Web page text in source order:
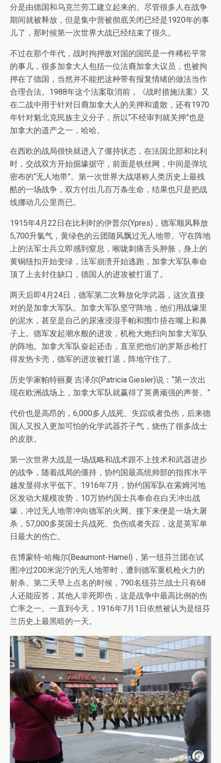
分是由德国和乌克兰劳工建立起来的。尽管很多人在战争
期间就被释放，但是集中营被彻底关闭已经是1920年的事
儿了，那时候第一次世界大战已经结束了很久。
不过在那个年代，战时拘押敌对国的国民是一件稀松平常
的事儿，很多加拿大人包括一位法裔加拿大议员，也被拘
押在了德国，当然并不能把这种带有报复情绪的做法当作
合理合法。1988年这个法案取消前，《战时措施法案》又
在二战中用于针对日裔加拿大人的关押和遣散，还有1970
年针对魁北克民族主义分子，所以“不经审判就关押”也是
加拿大的遗产之一，哈哈。
在西欧的战局很快就进入了僵持状态，在法国北部和比利
时，交战双方开始掘壕据守，前面是铁丝网，中间是弹坑
密布的“无人地带”。第一次世界大战堪称人类历史上最残
酷的一场战争，双方付出几百万条生命，结果也只是把战
线挪动几公里而已。
1915年4月22日在比利时的伊普尔(Ypres)，德军顺风释放
5,700升氯气，黄绿色的云团随风飘过无人地带。守在阵地
上的法军士兵立即感到窒息，喉咙刺痛舌头肿胀，身上的
黄铜纽扣开始变绿，法军崩溃开始逃跑，加拿大军队奉命
顶了上去封住缺口，德国人的进攻被打退了。
两天后即4月24日，德军第二次释放化学武器，这次直接
对的是加拿大军队。加拿大军队坚守阵地，他们用战壕里
的泥水，甚至是自己的尿液浸湿手帕和围巾捂在嘴上和鼻
子上。德军发起潮水般的进攻，机枪大炮扫向加拿大军队
的阵地。加拿大军队奋起还击，直至把他们的罗斯步枪打
得发热卡壳，德军的进攻被打退，阵地守住了。
历史学家帕特丽夏·吉泽尔(Patricia Giesler)说：“第一次出
现在欧洲战场上，加拿大军队就赢得了英勇顽强的声誉。”
代价也是高昂的，6,000多人战死、失踪或者负伤，后来德
国人又投入更加可怕的化学武器芥子气，烧伤了很多战士
的皮肤。
第一次世界大战是一场战略和战术跟不上技术和武器进步
的战争，随着战局的僵持，协约国最高统帅部的指挥水平
越发显得水平低下。1916年7月，协约国军队在索姆河地
区发动大规模攻势，10万协约国士兵奉命在白天冲出战
壕，冲过无人地带冲向德军的火网。接下来便是一场大屠
杀，57,000多英国士兵战死、负伤或者失踪，这是英军单
日最大的伤亡。
在博蒙特-哈梅尔(Beaumont-Hamel)，第一纽芬兰团在试
图冲过200米泥泞的无人地带时，遭到德军重机枪火力的
射杀。第二天早上点名的时候，790名纽芬兰战士只有68
人还能应答，其他人非死即伤，这是战争中最高比例的伤
亡率之一。一直到今天，1916年7月1日依然被认为是纽芬
兰历史上最黑暗的一天。